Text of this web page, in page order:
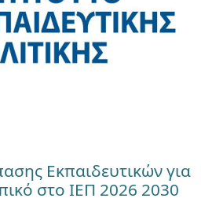
Εκπαιδευτικών για
στο ΙΕΠ 2026 2030